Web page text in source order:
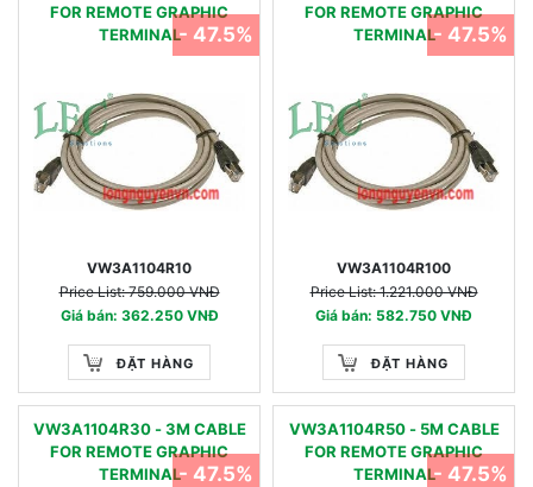
FOR REMOTE GRAPHIC
TERMINAL
VW3A1104R10
Price List: 759.000 VNĐ
Giá bán: 362.250 VNĐ
ĐẶT HÀNG
- 47.5%
FOR REMOTE GRAPHIC
TERMINAL
VW3A1104R100
Price List: 1.221.000 VNĐ
Giá bán: 582.750 VNĐ
ĐẶT HÀNG
- 47.5%
VW3A1104R30 - 3M CABLE
FOR REMOTE GRAPHIC
TERMINAL- 47.5%
VW3A1104R50 - 5M CABLE
FOR REMOTE GRAPHIC
TERMINAL- 47.5%